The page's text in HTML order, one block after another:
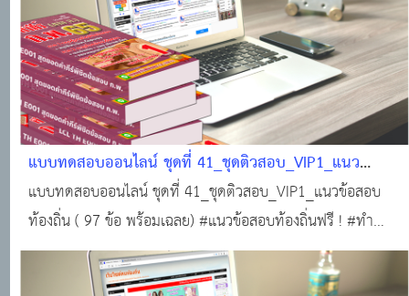
แบบทดสอบออนไลน์ ชุดที่ 41_ชุดติวสอบ_VIP1_แนว
ข้อสอบท้องถิ่น ( 97 ข้อ พร้อมเฉลย)
แบบทดสอบออนไลน์ ชุดที่ 41_ชุดติวสอบ_VIP1_แนวข้อสอบ
ท้องถิ่น ( 97 ข้อ พร้อมเฉลย) #แนวข้อสอบท้องถิ่นฟรี ! #ทำ
แบบทดสอบฟรี!!! #ข้อสอบท้องถิ่นฟรี !!! #สอบบรรจุท้องถิ่น
#แหล่งเรียนรู้ของคนท้องถิ่น